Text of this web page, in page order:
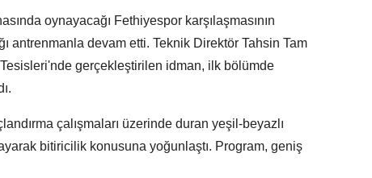
oynayacağı Fethiyespor karşılaşmasının
antrenmanla devam etti. Teknik Direktör Tahsin Tam
gerçekleştirilen idman, ilk bölümde
çalışmaları üzerinde duran yeşil-beyazlı
bitiricilik konusuna yoğunlaştı. Program, geniş